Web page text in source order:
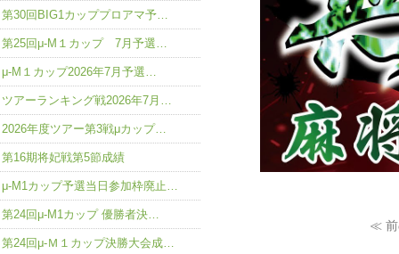
≪ 前
第30回BIG1カッププロアマ予…
第25回μ-M１カップ 7月予選…
μ-M１カップ2026年7月予選…
ツアーランキング戦2026年7月…
2026年度ツアー第3戦μカップ…
第16期将妃戦第5節成績
μ-M1カップ予選当日参加枠廃止…
第24回μ-M1カップ 優勝者決…
第24回μ-Ｍ１カップ決勝大会成…